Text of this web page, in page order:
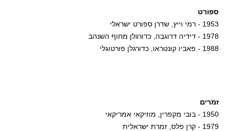
ספורט
1953 - רמי וייץ, שדרן ספורט ישראלי
1978 - דידיה דרוגבה, כדורגלן מחוף השנהב
1988 - פאביו קונטראו, כדורגלן פורטוגלי
זמרים
1950 - בובי מקפרין, מוזיקאי אמריקאי
1979 - קרן פלס, זמרת ישראלית